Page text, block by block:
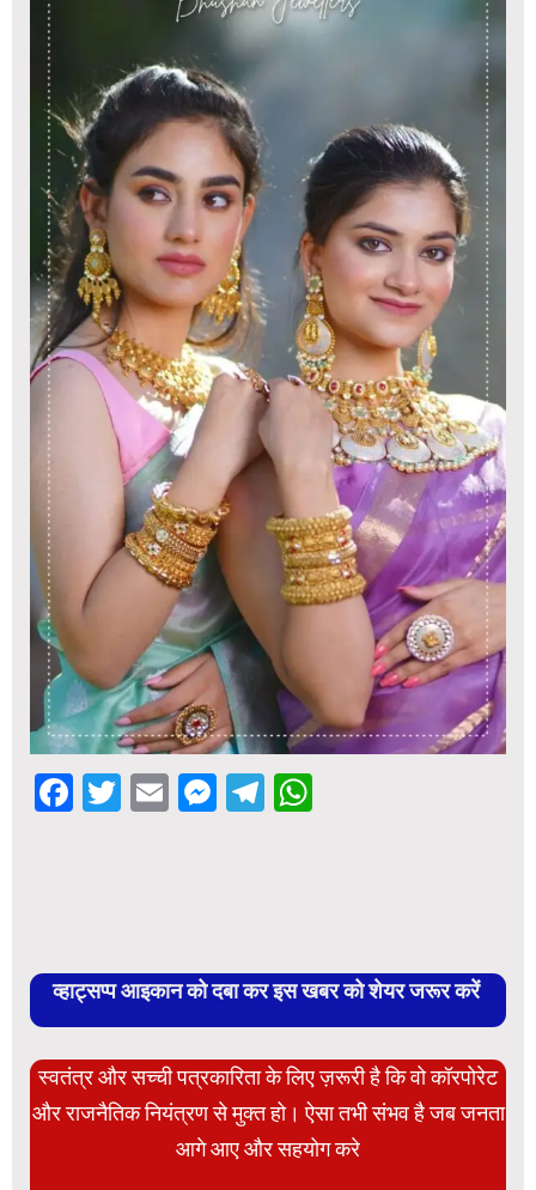
Facebook
Twitter
EmailMessenger
Telegram
व्हाट्सप्प आइकान को दबा कर इस खबर को शेयर जरूर करें
स्वतंत्र और सच्ची पत्रकारिता के लिए ज़रूरी है कि वो कॉरपोरेट
और राजनैतिक नियंत्रण से मुक्त हो। ऐसा तभी संभव है जब जनता
आगे आए और सहयोग करे